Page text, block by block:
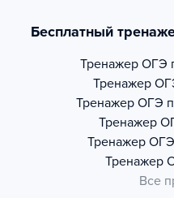
Бесплатный
Тренажер ОГЭ
Тренажер
Тренажер ОГЭ
Тренажер
Тренажер
Тренажер
Все